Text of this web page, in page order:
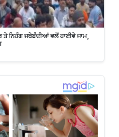
ਤੇ ਨਿਹੰਗ ਜਥੇਬੰਦੀਆਂ ਵਲੋਂ ਹਾਈਵੇ ਜਾਮ,